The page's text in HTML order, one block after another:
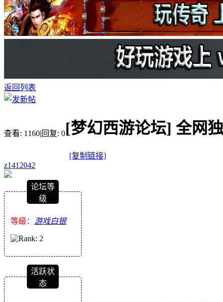
返回列表
查看: 1160|回复: 0[梦幻西游论坛] 全网
[复制链接]
z1412042
论坛等
级
等級： 游戏白银
活跃状
态